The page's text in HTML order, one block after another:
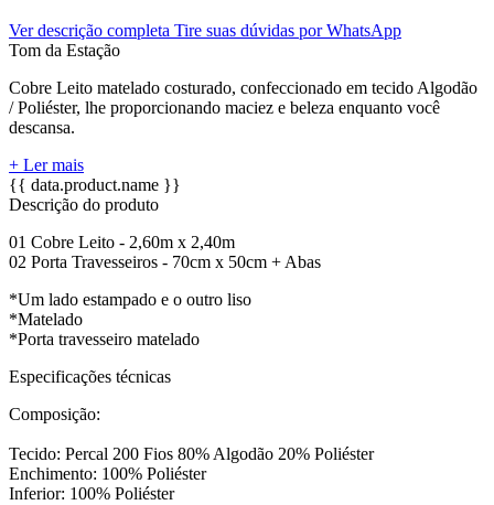
Ver descrição completa Tire suas dúvidas por WhatsApp
Tom da Estação
Cobre Leito matelado costurado, confeccionado em tecido Algodão
/ Poliéster, lhe proporcionando maciez e beleza enquanto você
descansa.
+ Ler mais
{{ data.product.name }}
Descrição do produto
01 Cobre Leito - 2,60m x 2,40m
02 Porta Travesseiros - 70cm x 50cm + Abas
*Um lado estampado e o outro liso
*Matelado
*Porta travesseiro matelado
Especificações técnicas
Composição:
Tecido: Percal 200 Fios 80% Algodão 20% Poliéster
Enchimento: 100% Poliéster
Inferior: 100% Poliéster